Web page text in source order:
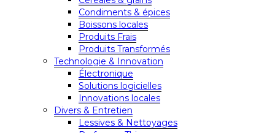
Condiments & épices
Boissons locales
Produits Frais
Produits Transformés
Technologie & Innovation
Électronique
Solutions logicielles
Innovations locales
Divers & Entretien
Lessives & Nettoyages